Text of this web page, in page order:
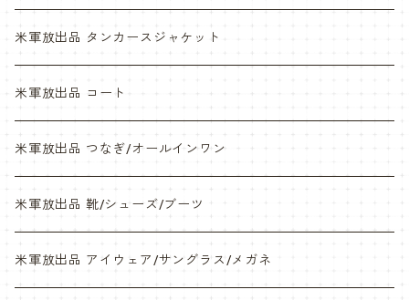
NWU
米軍放出品 タンカースジャケット
米軍放出品 コート
米軍放出品 つなぎ/オールインワン
米軍放出品 靴/シューズ/ブーツ
米軍放出品 アイウェア/サングラス/メガネ